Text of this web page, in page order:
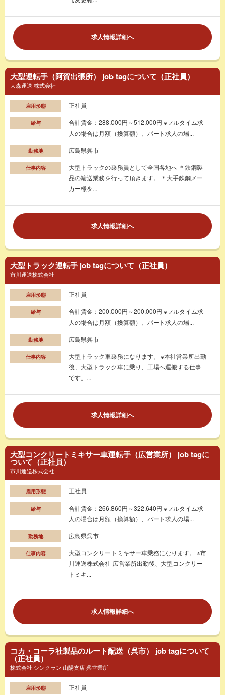
求人情報詳細へ
大型運転手（阿賀出張所） job tagについて（正社員）
大森運送 株式会社
雇用形態 正社員
給与
合計賃金：288,000円～512,000円 ※フルタイム求
人の場合は月額（換算額）、パート求人の場...
勤務地 広島県呉市
仕事内容
大型トラックの乗務員として全国各地へ ＊鉄鋼製
品の輸送業務を行って頂きます。 ＊大手鉄鋼メー
カー様を...
求人情報詳細へ
大型トラック運転手 job tagについて（正社員）
市川運送株式会社
雇用形態 正社員
給与
合計賃金：200,000円～200,000円 ※フルタイム求
人の場合は月額（換算額）、パート求人の場...
勤務地 広島県呉市
仕事内容
大型トラック車乗務になります。 ※本社営業所出勤
後、大型トラック車に乗り、工場へ運搬する仕事
です。...
求人情報詳細へ
大型コンクリートミキサー車運転手（広営業所） job tagに
ついて（正社員）
市川運送株式会社
雇用形態 正社員
給与
合計賃金：266,860円～322,640円 ※フルタイム求
人の場合は月額（換算額）、パート求人の場...
勤務地 広島県呉市
仕事内容
大型コンクリートミキサー車乗務になります。 ※市
川運送株式会社 広営業所出勤後、大型コンクリー
トミキ...
求人情報詳細へ
コカ・コーラ社製品のルート配送（呉市） job tagについて
（正社員）
株式会社 シンクラン 山陽支店 呉営業所
雇用形態 正社員